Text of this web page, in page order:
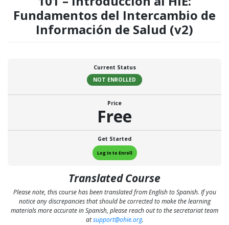
Fundamentos del Intercambio de
Información de Salud (v2)
Current Status
NOT ENROLLED
Price
Free
Get Started
Log In to Enroll
Translated Course
Please note, this course has been translated from English to Spanish. If you
notice any discrepancies that should be corrected to make the learning
materials more accurate in Spanish, please reach out to the secretariat team
atsupport@ohie.org.